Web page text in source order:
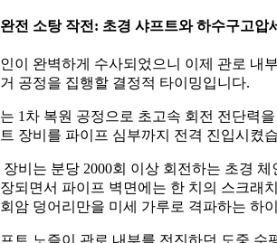
전 소탕 작전: 초경 샤프트와 하수구고압
이 완벽하게 수사되었으니 이제 관로 내
공정을 집행할 결정적 타이밍입니다.
1차 복원 공정으로 초고속 회전 전단력
장비를 파이프 심부까지 전격 진입시켰
장비는 분당 2000회 이상 회전하는 초경
되면서 파이프 벽면에는 한 치의 스크래
암 덩어리만을 미세 가루로 격파하는 하
트 노즐이 관로 내부를 전진하던 도중 수